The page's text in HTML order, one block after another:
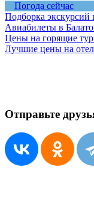
Погода сейчас
Подборка экскурсий
Авиабилеты в
Цены на горящие
Лучшие цены на
Отправьте